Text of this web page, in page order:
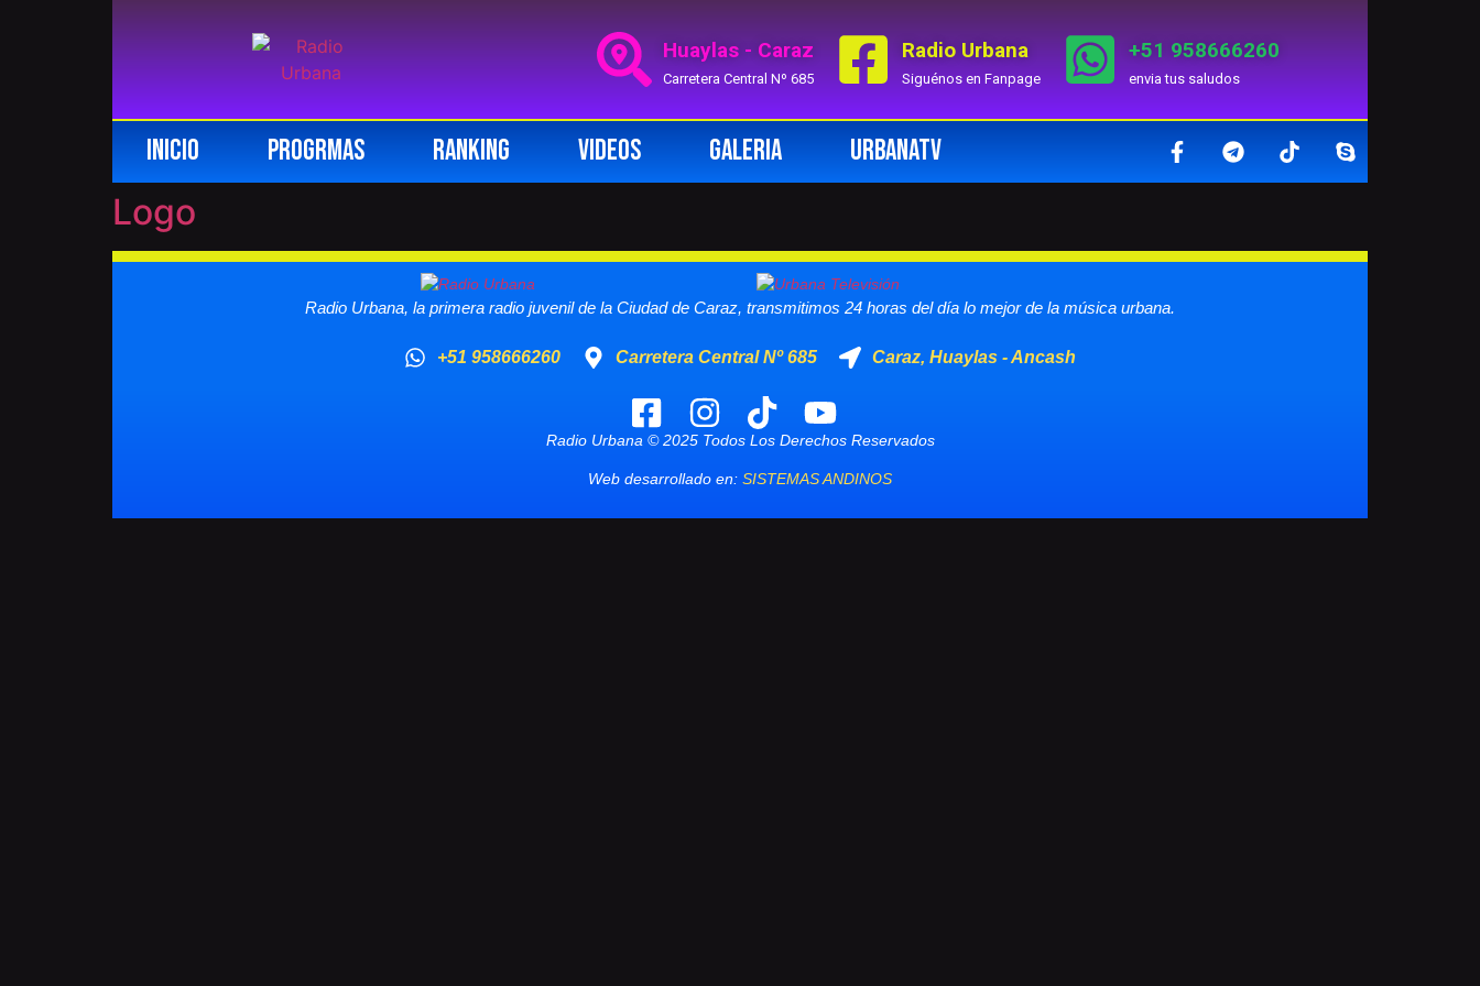
Huaylas - Caraz
Carretera Central Nº 685
Radio Urbana
Siguénos en Fanpage
+51 958666260
envia tus saludos
INICIO PROGRMAS RANKING VIDEOS GALERIA URBANATV
Logo
Radio Urbana, la primera radio juvenil de la Ciudad de Caraz, transmitimos 24 horas del día lo mejor de la música urbana.
+51 958666260 Carretera Central Nº 685 Caraz, Huaylas - Ancash
Radio Urbana © 2025 Todos Los Derechos Reservados
Web desarrollado en: SISTEMAS ANDINOS